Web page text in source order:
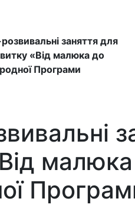
заняття для
«Від малюка до
Програми